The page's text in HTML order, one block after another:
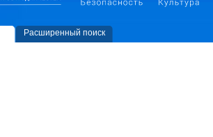
Расширенный поиск